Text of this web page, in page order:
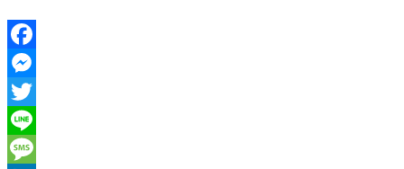
Facebook
Messenger
Twitter
Line